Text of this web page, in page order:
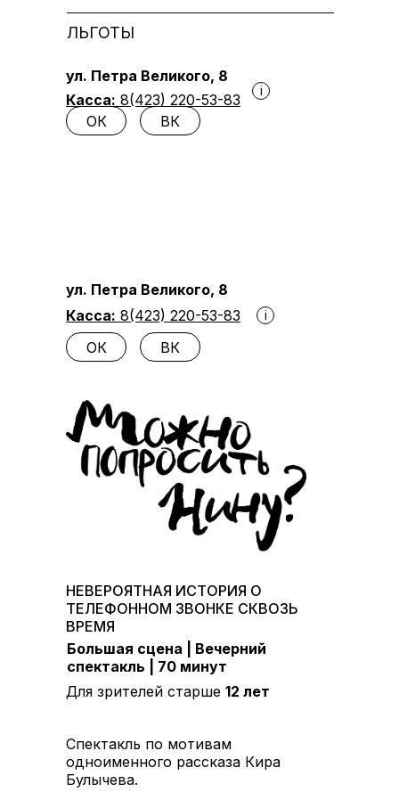
ул. Петра Великого, 8
Касса: 8(423) 220-53-83
ВК
ОК
i
ЛЬГОТЫ
ул. Петра Великого, 8
Касса: 8(423) 220-53-83
ВК
ОК
i
Спектакль по мотивам
одноименного рассказа Кира
Булычева.
НЕВЕРОЯТНАЯ ИСТОРИЯ О
ТЕЛЕФОННОМ ЗВОНКЕ СКВОЗЬ
ВРЕМЯ
Большая сцена | Вечерний
спектакль | 70 минут
Для зрителей старше 12 лет